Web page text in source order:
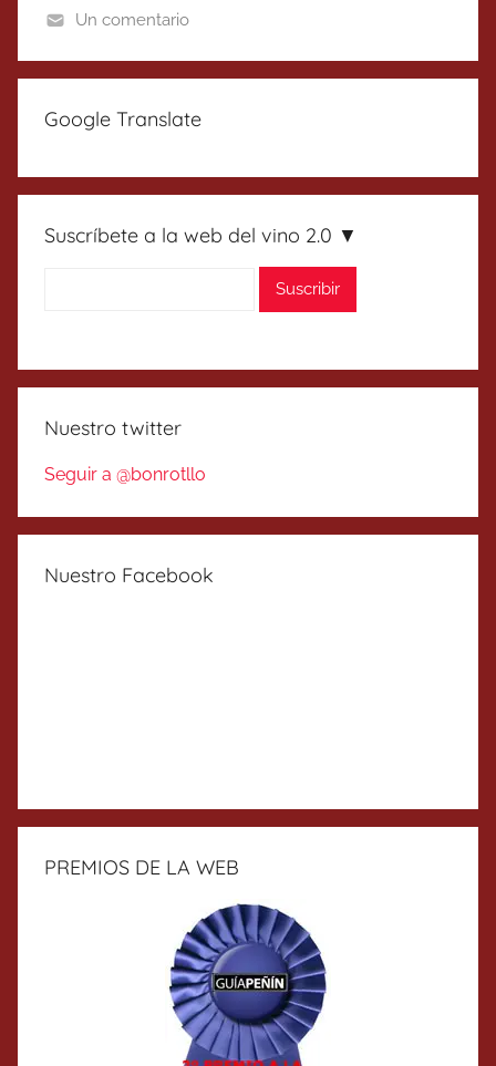
Un comentario
Google Translate
Suscríbete a la web del vino 2.0 ▼
Nuestro twitter
Seguir a @bonrotllo
Nuestro Facebook
PREMIOS DE LA WEB